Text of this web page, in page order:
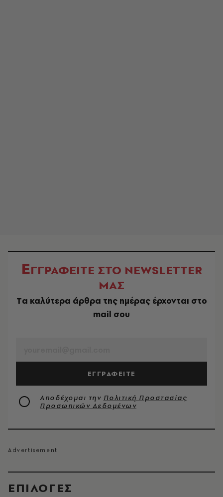
EΠΙΛΟΓΈΣ
ΕΓΓΡΑΦΕΙΤΕ ΣΤΟ NEWSLETTER
ΜΑΣ
Tα καλύτερα άρθρα της ημέρας έρχονται στο
mail σου
ΕΓΓΡΑΦΕΙΤΕ
Αποδέχομαι την Πολιτική Προστασίας
Προσωπικών Δεδομένων